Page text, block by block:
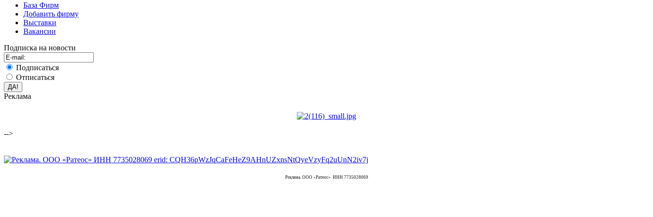
База Фирм
Добавить фирму
Выставки
Вакансии
Подписка на новости
Подписаться
Отписаться
Реклама
-->
Реклама. ООО «Ратеос» ИНН 7735028069